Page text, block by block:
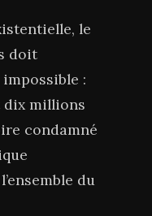
le
doit
:
dix millions
condamné
du